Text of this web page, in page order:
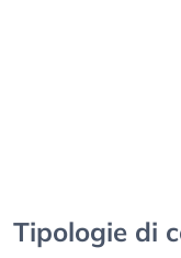
Tipologie di